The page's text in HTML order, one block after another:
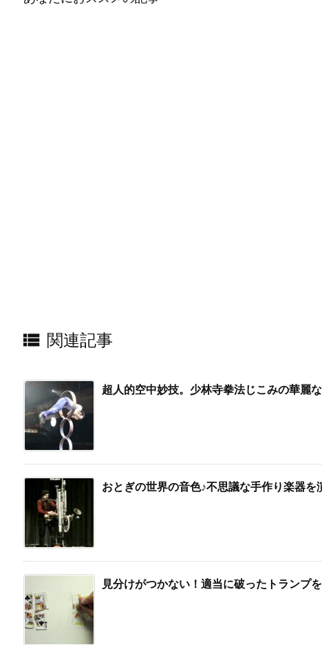
 関連記事
超人的空中妙技。少林寺拳法じこみの華麗
おとぎの世界の音色♪不思議な手作り楽器を
見分けがつかない！適当に破ったトランプ